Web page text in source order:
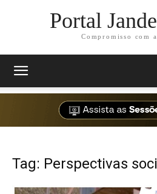
Portal
Compromisso com
Tag: Perspectivas